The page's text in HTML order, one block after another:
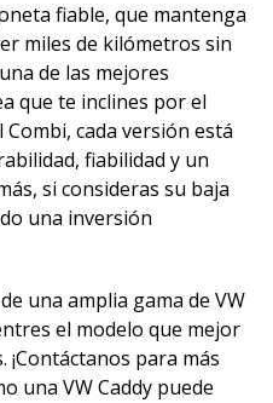
fiable, que mantenga
miles de kilómetros sin
de las mejores
que te inclines por el
cada versión está
fiabilidad y un
si consideras su baja
una inversión
una amplia gama de VW
el modelo que mejor
¡Contáctanos para más
una VW Caddy puede